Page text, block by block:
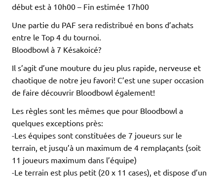
début est à 10h00 – Fin estimée 17h00
Une partie du PAF sera redistribué en bons d’achats
entre le Top 4 du tournoi.
Bloodbowl à 7 Késakoicé?
Il s’agit d’une mouture du jeu plus rapide, nerveuse et
chaotique de notre jeu favori! C’est une super occasion
de faire découvrir Bloodbowl également!
Les règles sont les mêmes que pour Bloodbowl a
quelques exceptions près:
-Les équipes sont constituées de 7 joueurs sur le
terrain, et jusqu’à un maximum de 4 remplaçants (soit
11 joueurs maximum dans l’équipe)
-Le terrain est plus petit (20 x 11 cases), et dispose d’un